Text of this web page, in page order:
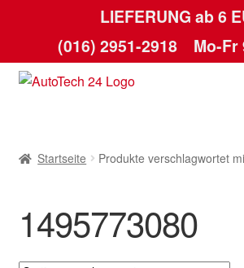
LIEFERUNG ab 6
(016) 2951-2918 Mo-Fr
Zur
Zum
AGB
Datenschutz-Bestimmungen
Kasse
Startseite Produkte verschlagwortet
1495773080